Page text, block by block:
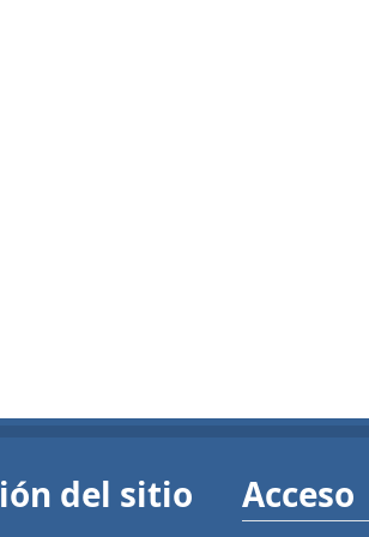
del sitio
Acceso